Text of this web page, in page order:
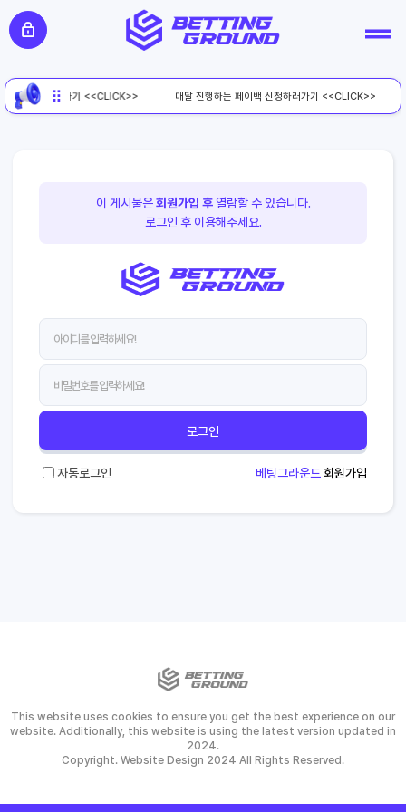
이백 신청하러가기 <<CLICK>> 매달 진행하는 페이백 신청하러가기 <<CLICK>>
이 게시물은회원가입 후열람할 수 있습니다.
로그인 후 이용해주세요.
로그인
자동로그인 베팅그라운드 회원가입
This website uses cookies to ensure you get the best experience on our
website. Additionally, this website is using the latest version updated in
2024.
Copyright. Website Design 2024 All Rights Reserved.